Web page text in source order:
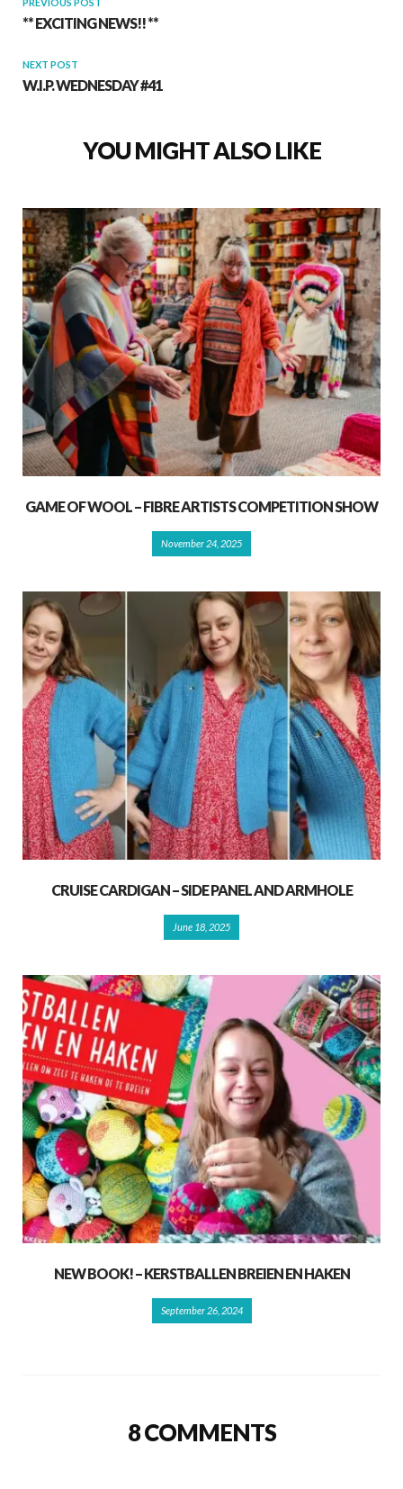
** EXCITING NEWS!! **
NEXT POST
W.I.P. WEDNESDAY #41
YOU MIGHT ALSO LIKE
GAME OF WOOL – FIBRE ARTISTS COMPETITION SHOW
November 24, 2025
CRUISE CARDIGAN – SIDE PANEL AND ARMHOLE
June 18, 2025
NEW BOOK! – KERSTBALLEN BREIEN EN HAKEN
September 26, 2024
8 COMMENTS